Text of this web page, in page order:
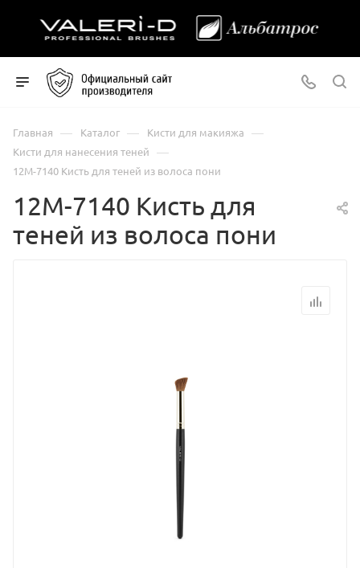
Главная — Каталог — Кисти для макияжа —
Кисти для нанесения теней —
12М-7140 Кисть для теней из волоса пони
12М-7140 Кисть для
теней из волоса пони